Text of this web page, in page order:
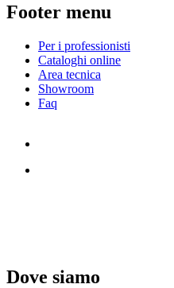
Footer menu
Per i professionisti
Cataloghi online
Area tecnica
Showroom
Faq
Dove siamo